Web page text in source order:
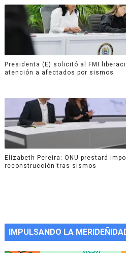
Presidenta (E) solicitó al FMI
atención a afectados por sismos
Elizabeth Pereira: ONU prestará
reconstrucción tras sismos
IMPULSANDO LA